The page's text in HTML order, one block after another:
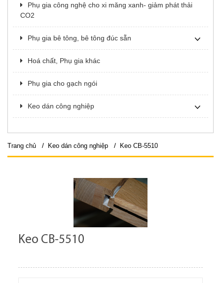
Phụ gia công nghệ cho xi măng xanh- giảm phát thải
CO2
Phụ gia bê tông, bê tông đúc sẵn
Hoá chất, Phụ gia khác
Phụ gia cho gạch ngói
Keo dán công nghiệp
Trang chủ / Keo dán công nghiệp / Keo CB-5510
Keo CB-5510